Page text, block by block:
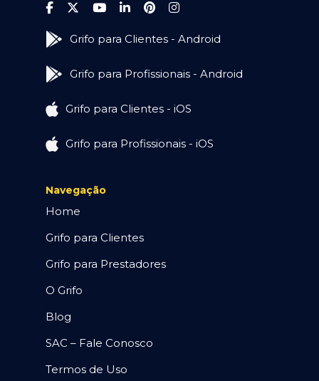
Grifo para Clientes - Android
Grifo para Profissionais - Android
Grifo para Clientes - iOS
Grifo para Profissionais - iOS
Navegação
Home
Grifo para Clientes
Grifo para Prestadores
O Grifo
Blog
SAC – Fale Conosco
Termos de Uso